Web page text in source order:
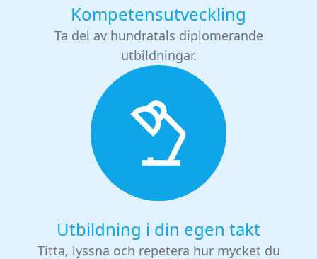
Kompetensutveckling
Ta del av hundratals diplomerande
utbildningar.
Utbildning i din egen takt
Titta, lyssna och repetera hur mycket du